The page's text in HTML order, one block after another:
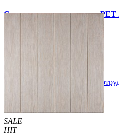
Самоклеящаяся стеновая
SALE
HIT